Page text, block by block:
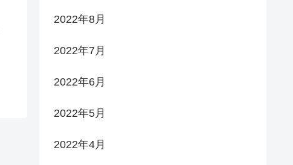
2022年8月
2022年7月
2022年6月
2022年5月
2022年4月